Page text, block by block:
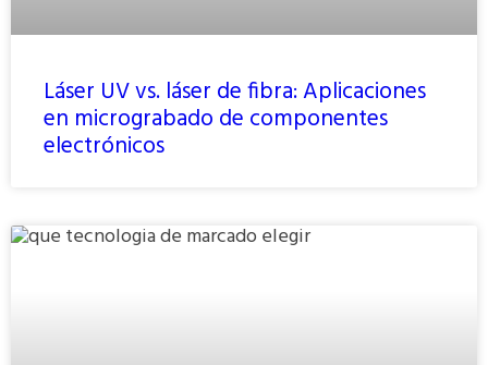
Láser UV vs. láser de fibra: Aplicaciones
en micrograbado de componentes
electrónicos